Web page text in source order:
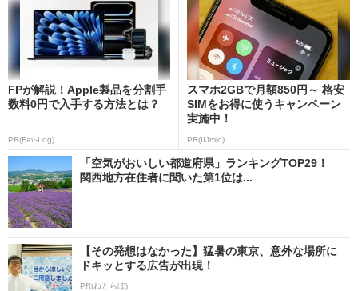
FPが解説！Apple製品を分割手
数料0円で入手する方法とは？
PR(Fav-Log)
スマホ2GBで月額850円～ 格安
SIMをお得に使うキャンペーン
実施中！
PR(IIJmio)
「空気がおいしい都道府県」ランキングTOP29！
関西地方在住者に聞いた第1位は...
【その発想はなかった】猛暑の東京、意外な場所に
ドキッとする広告が出現！
PR(ねとらぼ)